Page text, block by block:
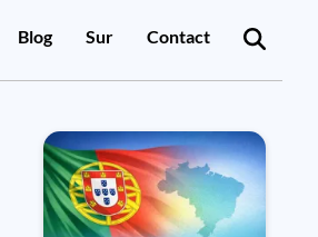
Blog Sur Contact